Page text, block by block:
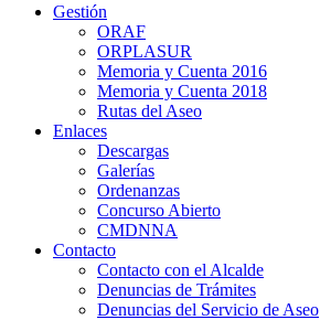
Gestión
ORAF
ORPLASUR
Memoria y Cuenta 2016
Memoria y Cuenta 2018
Rutas del Aseo
Enlaces
Descargas
Galerías
Ordenanzas
Concurso Abierto
CMDNNA
Contacto
Contacto con el Alcalde
Denuncias de Trámites
Denuncias del Servicio de Aseo